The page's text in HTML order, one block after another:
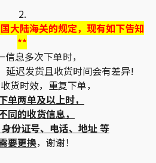
2.
大陆海关的规定，现有如下告知
**
息多次下单时，
延迟发货且收货时间会有差异!
货时效，重复下单，
单两单及以上时，
同的收货信息，
份证号、电话、地址 等
要更换，谢谢！